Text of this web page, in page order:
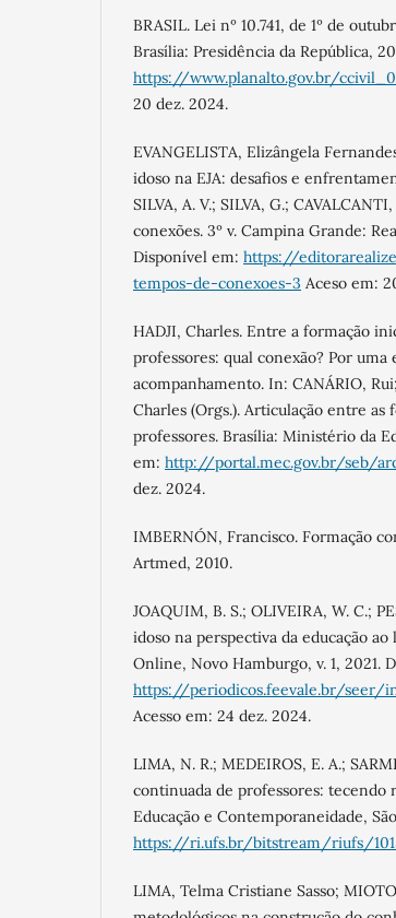
BRASIL. Lei nº 10.741, de 1º de
Brasília: Presidência da República,
https://www.planalto.gov.br/
20 dez. 2024.
EVANGELISTA, Elizângela
idoso na EJA: desafios e
SILVA, A. V.; SILVA, G.;
conexões. 3º v. Campina Grande:
Disponível em: https://
tempos-de-conexoes-3 Aceso em:
HADJI, Charles. Entre a formação
professores: qual conexão? Por
acompanhamento. In: CANÁRIO,
Charles (Orgs.). Articulação entre
professores. Brasília: Ministério da
em: http://portal.mec.gov.br/seb/
dez. 2024.
IMBERNÓN, Francisco. Formação
Artmed, 2010.
JOAQUIM, B. S.; OLIVEIRA, W. C.;
idoso na perspectiva da educação
Online, Novo Hamburgo, v. 1, 2021.
https://periodicos.feevale.br/seer/
Acesso em: 24 dez. 2024.
LIMA, N. R.; MEDEIROS, E. A.;
continuada de professores:
Educação e Contemporaneidade,
https://ri.ufs.br/bitstream/riufs/
LIMA, Telma Cristiane Sasso;